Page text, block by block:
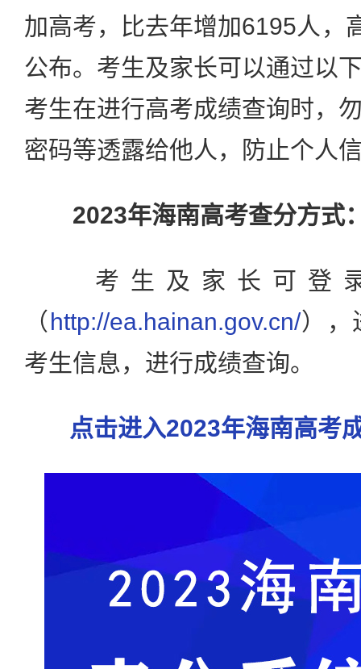
加高考，比去年增加6195人，
公布。考生及家长可以通过以
考生在进行高考成绩查询时，
密码等透露给他人，防止个人
2023年海南高考查分方式
考生及家长可登录
（ http://ea.hainan.gov.cn/），
考生信息，进行成绩查询。
点击进入2023年海南高考